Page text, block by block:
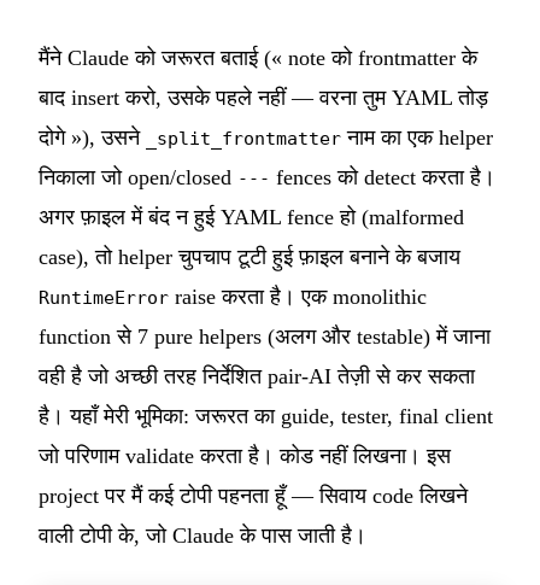
मैंने Claude को जरूरत बताई (« note को frontmatter के
बाद insert करो, उसके पहले नहीं — वरना तुम YAML तोड़
दोगे »), उसने
_split_frontmatter नाम का एक helper
निकाला जो open/closed --- fences को detect करता है।
अगर फ़ाइल में बंद न हुई YAML fence हो (malformed
case), तो helper चुपचाप टूटी हुई फ़ाइल बनाने के बजाय
RuntimeError raise करता है। एक monolithic
function से 7 pure helpers (अलग और testable) में जाना
वही है जो अच्छी तरह निर्देशित pair-AI तेज़ी से कर सकता
है। यहाँ मेरी भूमिका: जरूरत का guide, tester, final client
जो परिणाम validate करता है। कोड नहीं लिखना। इस
project पर मैं कई टोपी पहनता हूँ — सिवाय code लिखने
वाली टोपी के, जो Claude के पास जाती है।